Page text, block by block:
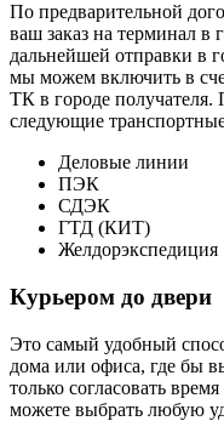
По предварительной
ваш заказ на терминал в
дальнейшей отправки в
мы можем включить в
ТК в городе
следующие
Деловые линии
ПЭК
СДЭК
ГТД (КИТ)
Желдорэкспедиция
Курьером до двери
Это самый удобный
дома или офиса, где бы
только согласовать
можете выбрать любую